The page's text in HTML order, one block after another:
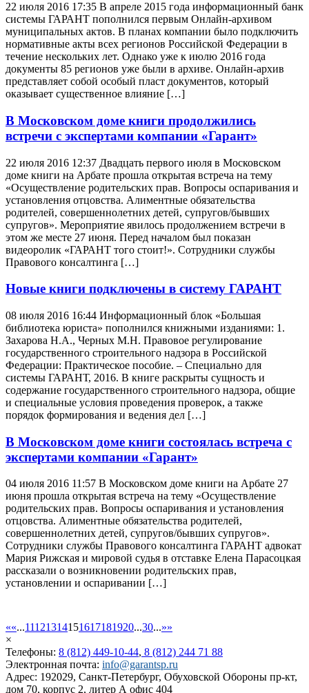
22 июля 2016 17:35 В апреле 2015 года информационный банк
системы ГАРАНТ пополнился первым Онлайн-архивом
муниципальных актов. В планах компании было подключить
нормативные акты всех регионов Российской Федерации в
течение нескольких лет. Однако уже к июлю 2016 года
документы 85 регионов уже были в архиве. Онлайн-архив
представляет собой особый пласт документов, который
оказывает существенное влияние […]
В Московском доме книги продолжились
встречи с экспертами компании «Гарант»
22 июля 2016 12:37 Двадцать первого июля в Московском
доме книги на Арбате прошла открытая встреча на тему
«Осуществление родительских прав. Вопросы оспаривания и
установления отцовства. Алиментные обязательства
родителей, совершеннолетних детей, супругов/бывших
супругов». Мероприятие явилось продолжением встречи в
этом же месте 27 июня. Перед началом был показан
видеоролик «ГАРАНТ того стоит!». Сотрудники службы
Правового консалтинга […]
Новые книги подключены в систему ГАРАНТ
08 июля 2016 16:44 Информационный блок «Большая
библиотека юриста» пополнился книжными изданиями: 1.
Захарова Н.А., Черных М.Н. Правовое регулирование
государственного строительного надзора в Российской
Федерации: Практическое пособие. – Специально для
системы ГАРАНТ, 2016. В книге раскрыты сущность и
содержание государственного строительного надзора, общие
и специальные условия проведения проверок, а также
порядок формирования и ведения дел […]
В Московском доме книги состоялась встреча с
экспертами компании «Гарант»
04 июля 2016 11:57 В Московском доме книги на Арбате 27
июня прошла открытая встреча на тему «Осуществление
родительских прав. Вопросы оспаривания и установления
отцовства. Алиментные обязательства родителей,
совершеннолетних детей, супругов/бывших супругов».
Сотрудники службы Правового консалтинга ГАРАНТ адвокат
Мария Рижская и мировой судья в отставке Елена Парасоцкая
рассказали о возникновении родительских прав,
установлении и оспаривании […]
««...11121314151617181920...30...»»
×
Телефоны: 8 (812) 449-10-44, 8 (812) 244 71 88
Электронная почта: info@garantsp.ru
Адрес: 192029, Санкт-Петербург, Обуховской Обороны пр-кт,
дом 70, корпус 2, литер А офис 404